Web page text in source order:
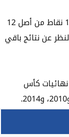
وبالتالي فإن منتخب الجزائر يحتاج لتحقيق 10 نقاط من أصل 12
لمونديال 2026 بصرف النظر عن نتائج باقي
شارك 4 مرات في نهائيات كأس